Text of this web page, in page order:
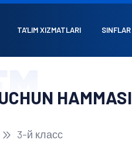
TA’LIM XIZMATLARI SINFLAR
HAMMASI
3-й класс